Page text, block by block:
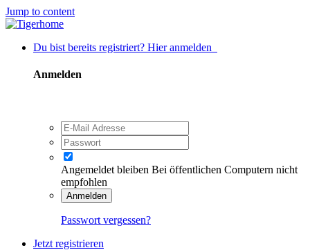
Jump to content
Du bist bereits registriert? Hier anmelden
Anmelden
Angemeldet bleiben Bei öffentlichen Computern nicht
empfohlen
Anmelden
Passwort vergessen?
Jetzt registrieren